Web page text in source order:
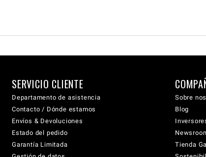
SERVICIO CLIENTE
Departamento de asistencia
Contacto / Dónde estamos
Envíos & Devoluciones
Estado del pedido
Garantía Limitada
Sobre
Blog
Tienda